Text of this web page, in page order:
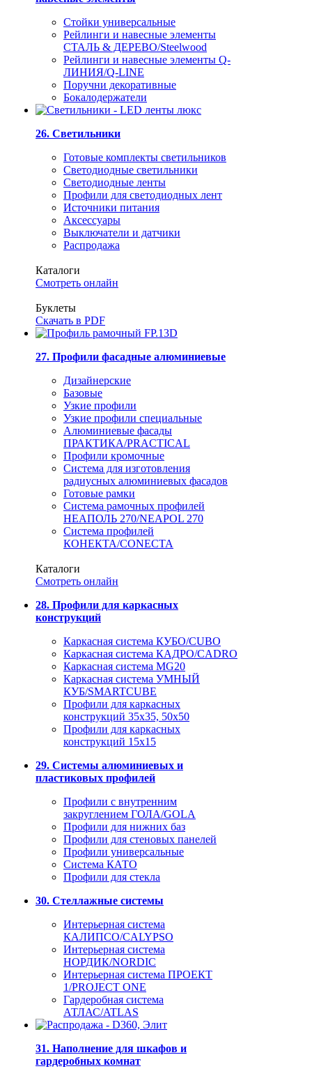
Стойки универсальные
Рейлинги и навесные элементы
СТАЛЬ & ДЕРЕВО/Steelwood
Рейлинги и навесные элементы Q-
ЛИНИЯ/Q-LINE
Поручни декоративные
Бокалодержатели
26. Светильники
Готовые комплекты светильников
Светодиодные светильники
Светодиодные ленты
Профили для светодиодных лент
Источники питания
Аксессуары
Выключатели и датчики
Распродажа
Каталоги
Смотреть онлайн
Буклеты
Скачать в PDF
27. Профили фасадные алюминиевые
Дизайнерские
Базовые
Узкие профили
Узкие профили специальные
Алюминиевые фасады
ПРАКТИКА/PRACTICAL
Профили кромочные
Система для изготовления
радиусных алюминиевых фасадов
Готовые рамки
Система рамочных профилей
НЕАПОЛЬ 270/NEAPOL 270
Система профилей
КОНЕКТА/CONECTA
Каталоги
Смотреть онлайн
28. Профили для каркасных
конструкций
Каркасная система КУБО/CUBO
Каркасная система КАДРО/CADRO
Каркасная система MG20
Каркасная система УМНЫЙ
КУБ/SMARTCUBE
Профили для каркасных
конструкций 35x35, 50x50
Профили для каркасных
конструкций 15х15
29. Системы алюминиевых и
пластиковых профилей
Профили с внутренним
закруглением ГОЛА/GOLA
Профили для нижних баз
Профили для стеновых панелей
Профили универсальные
Система КАТО
Профили для стекла
30. Стеллажные системы
Интерьерная система
КАЛИПСО/CALYPSO
Интерьерная система
НОРДИК/NORDIC
Интерьерная система ПРОЕКТ
1/PROJECT ONE
Гардеробная система
АТЛАС/ATLAS
31. Наполнение для шкафов и
гардеробных комнат